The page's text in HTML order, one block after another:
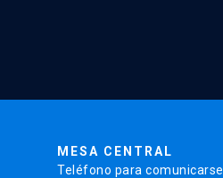
MESA CENTRAL
Teléfono para